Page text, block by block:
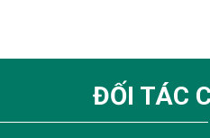
ĐỐI TÁC